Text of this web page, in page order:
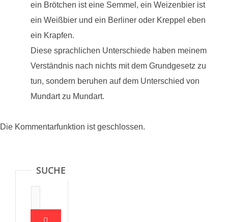
ein Brötchen ist eine Semmel, ein Weizenbier ist
ein Weißbier und ein Berliner oder Kreppel eben
ein Krapfen.
Diese sprachlichen Unterschiede haben meinem
Verständnis nach nichts mit dem Grundgesetz zu
tun, sondern beruhen auf dem Unterschied von
Mundart zu Mundart.
Die Kommentarfunktion ist geschlossen.
SUCHE